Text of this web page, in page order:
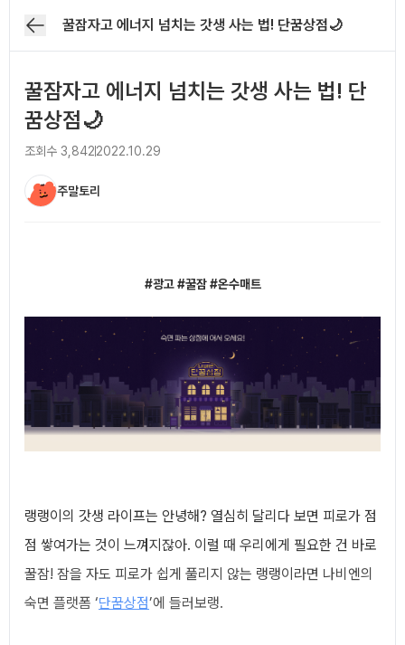
꿀잠자고 에너지 넘치는 갓생 사는 법! 단꿈상점🌙
꿀잠자고 에너지 넘치는 갓생 사는 법! 단
꿈상점🌙
조회수 3,8422022.10.29
주말토리
#광고 #꿀잠 #온수매트
랭랭이의 갓생 라이프는 안녕해? 열심히 달리다 보면 피로가 점
점 쌓여가는 것이 느껴지잖아. 이럴 때 우리에게 필요한 건 바로
꿀잠! 잠을 자도 피로가 쉽게 풀리지 않는 랭랭이라면 나비엔의
숙면 플랫폼 ‘단꿈상점’에 들러보랭.